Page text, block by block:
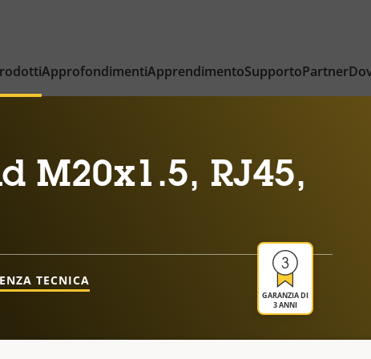
ApprofondimentiApprendimentoSupportoPartner
M20x1.5, RJ45,
GARANZIA DI
3 ANNI
TECNICA